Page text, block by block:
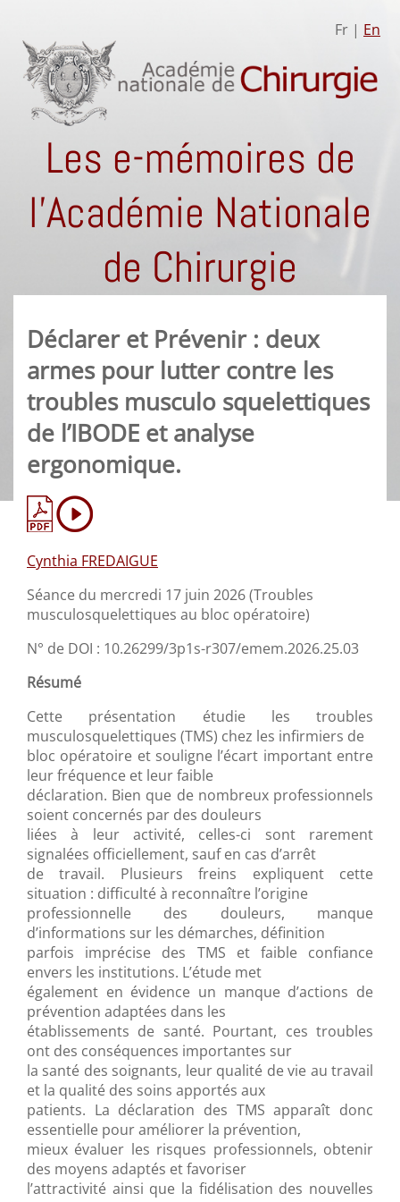
Fr | En
Les e-mémoires de
l'Académie Nationale
de Chirurgie
Déclarer et Prévenir : deux
armes pour lutter contre les
troubles musculo squelettiques
de l’IBODE et analyse
ergonomique.
Cynthia FREDAIGUE
Séance du mercredi 17 juin 2026 (Troubles
musculosquelettiques au bloc opératoire)
N° de DOI : 10.26299/3p1s-r307/emem.2026.25.03
Résumé
Cette présentation étudie les troubles
musculosquelettiques (TMS) chez les infirmiers de
bloc opératoire et souligne l’écart important entre
leur fréquence et leur faible
déclaration. Bien que de nombreux professionnels
soient concernés par des douleurs
liées à leur activité, celles-ci sont rarement
signalées officiellement, sauf en cas d’arrêt
de travail. Plusieurs freins expliquent cette
situation : difficulté à reconnaître l’origine
professionnelle des douleurs, manque
d’informations sur les démarches, définition
parfois imprécise des TMS et faible confiance
envers les institutions. L’étude met
également en évidence un manque d’actions de
prévention adaptées dans les
établissements de santé. Pourtant, ces troubles
ont des conséquences importantes sur
la santé des soignants, leur qualité de vie au travail
et la qualité des soins apportés aux
patients. La déclaration des TMS apparaît donc
essentielle pour améliorer la prévention,
mieux évaluer les risques professionnels, obtenir
des moyens adaptés et favoriser
l’attractivité ainsi que la fidélisation des nouvelles